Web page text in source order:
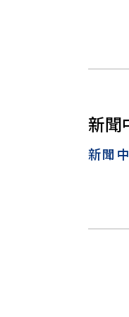
新聞
新聞